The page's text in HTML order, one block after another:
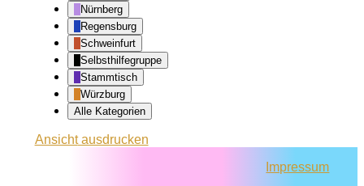
Nürnberg
Regensburg
Schweinfurt
Selbsthilfegruppe
Stammtisch
Würzburg
Alle Kategorien
Ansichtausdrucken
Impressum